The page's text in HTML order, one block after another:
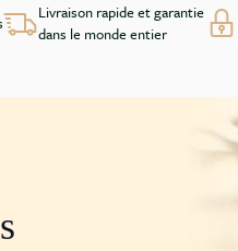
Livraison rapide et garantie
dans le monde entier